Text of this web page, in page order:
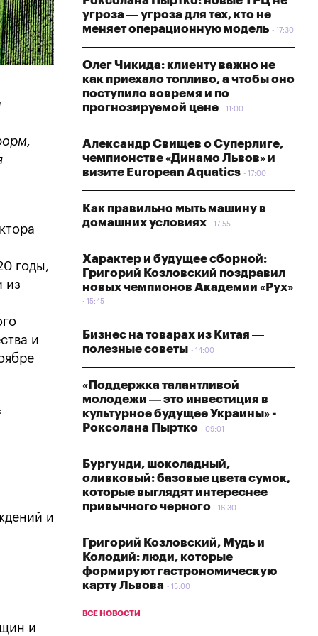
годы,
из
и
и
и
угроза — угроза для тех, кто не
меняет операционную модель
17:30
Олег Чикида: клиенту важно не
как приехало топливо, а чтобы оно
поступило вовремя и по
прогнозируемой цене
11:00
Александр Свищев о Суперлиге,
чемпионстве «Динамо Львов» и
визите European Aquatics
17:00
Как правильно мыть машину в
домашних условиях
17:55
Характер и будущее сборной:
Григорий Козловский поздравил
новых чемпионов Академии «Рух»
15:45
Бизнес на товарах из Китая —
полезные советы
14:00
«Поддержка талантливой
молодежи — это инвестиция в
культурное будущее Украины» -
Роксолана Пыртко
09:01
Бургунди, шоколадный,
оливковый: базовые цвета сумок,
которые выглядят интереснее
привычного черного
16:30
Григорий Козловский, Мудь и
Колодий: люди, которые
формируют гастрономическую
карту Львова
15:00
ВСЕ НОВОСТИ